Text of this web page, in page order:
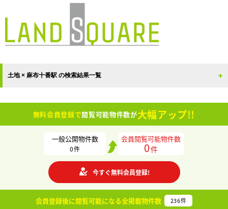
土地 × 麻布十番駅 の検索結果一覧
無料会員登録で閲覧可能物件数が大幅アップ!!
一般公開物件数
0件
会員閲覧可能物件数
0件
今すぐ無料会員登録!
会員登録後に閲覧可能になる全掲載物件数 236件